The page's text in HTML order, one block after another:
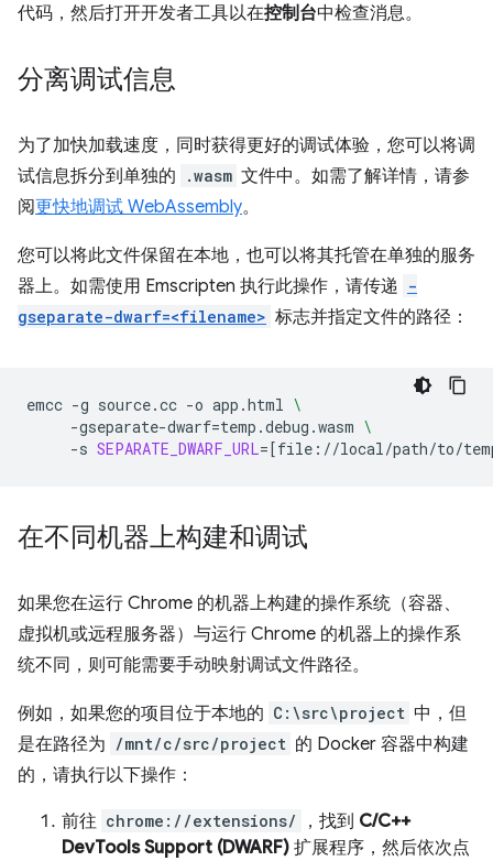
代码，然后打开开发者工具以在控制台中检查消息。
分离调试信息
为了加快加载速度，同时获得更好的调试体验，您可以将调
试信息拆分到单独的
.wasm 文件中。如需了解详情，请参
阅更快地调试 WebAssembly。
您可以将此文件保留在本地，也可以将其托管在单独的服务
器上。如需使用 Emscripten 执行此操作，请传递 -
gseparate-dwarf=<filename> 标志并指定文件的路径：
emcc -g source.cc -o app.html \
-gseparate-dwarf=temp.debug.wasm \
-s SEPARATE_DWARF_URL=[file://local/path/to/
在不同机器上构建和调试
如果您在运行 Chrome 的机器上构建的操作系统（容器、
虚拟机或远程服务器）与运行 Chrome 的机器上的操作系
统不同，则可能需要手动映射调试文件路径。
例如，如果您的项目位于本地的 C:\src\project 中，但
是在路径为 /mnt/c/src/project 的 Docker 容器中构建
的，请执行以下操作：
前往 chrome://extensions/ ，找到 C/C++
DevTools Support (DWARF) 扩展程序，然后依次点